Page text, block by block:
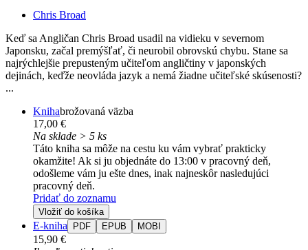
Chris Broad
Keď sa Angličan Chris Broad usadil na vidieku v severnom
Japonsku, začal premýšľať, či neurobil obrovskú chybu. Stane sa
najrýchlejšie prepusteným učiteľom angličtiny v japonských
dejinách, keďže neovláda jazyk a nemá žiadne učiteľské skúsenosti?
...
Knihabrožovaná väzba
17,00 €
Na sklade > 5 ks
Táto kniha sa môže na cestu ku vám vybrať prakticky
okamžite! Ak si ju objednáte do 13:00 v pracovný deň,
odošleme vám ju ešte dnes, inak najneskôr nasledujúci
pracovný deň.
Pridať do zoznamu
Vložiť do košíka
E-kniha PDF EPUB MOBI
15,90 €